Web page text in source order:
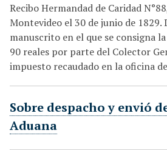
Recibo Hermandad de Caridad
Montevideo el 30 de junio de 1829.
manuscrito en el que se consigna
90 reales por parte del Colector
impuesto recaudado en la oficina
Sobre despacho y envió
Aduana